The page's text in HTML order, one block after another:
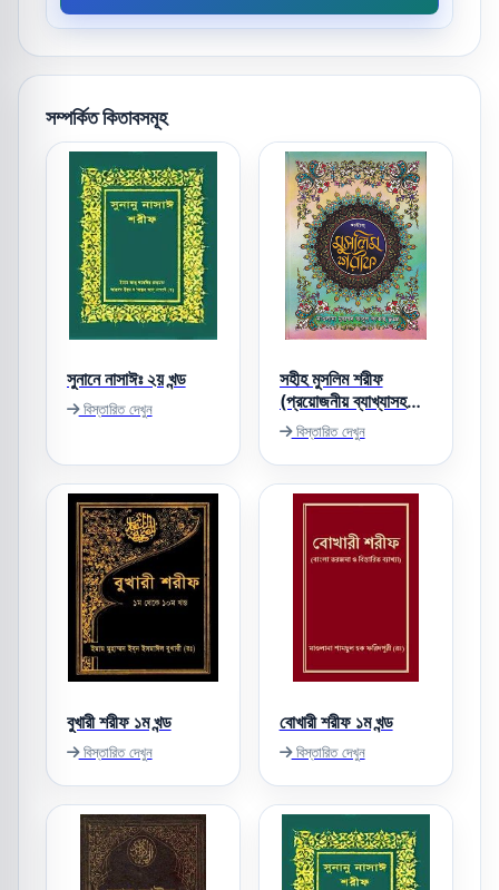
সম্পর্কিত কিতাবসমূহ
সুনানে নাসাঈঃ ২য় খন্ড
বিস্তারিত দেখুন
সহীহ মুসলিম শরীফ
(প্রয়োজনীয় ব্যাখ্যাসহ
বঙ্গানুবাদ)
বিস্তারিত দেখুন
বুখারী শরীফ ১ম খন্ড
বিস্তারিত দেখুন
বোখারী শরীফ ১ম খন্ড
বিস্তারিত দেখুন